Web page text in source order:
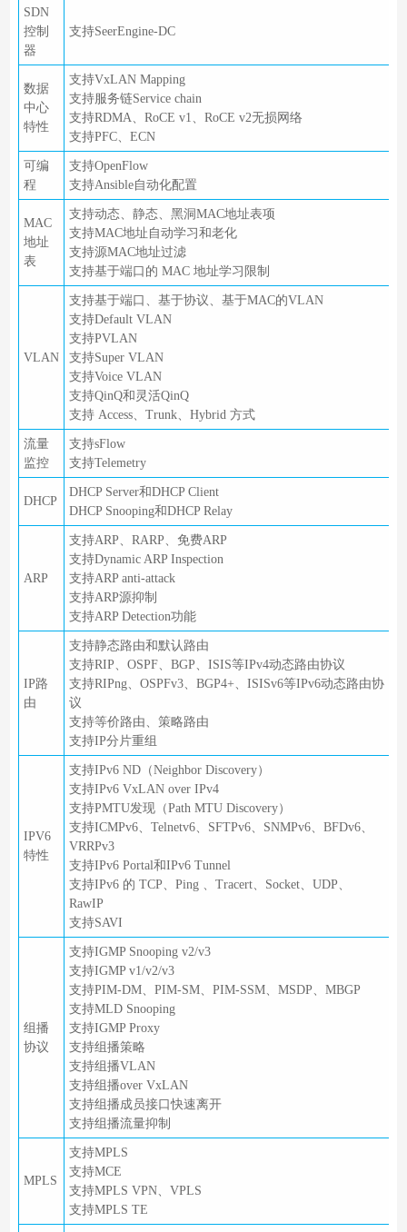
SDN
控制
器
支持SeerEngine-DC
数据
中心
特性
支持VxLAN Mapping
支持服务链Service chain
支持RDMA、RoCE v1、RoCE v2无损网络
支持PFC、ECN
可编
程
支持OpenFlow
支持Ansible自动化配置
MAC
地址
表
支持动态、静态、黑洞MAC地址表项
支持MAC地址自动学习和老化
支持源MAC地址过滤
支持基于端口的 MAC 地址学习限制
VLAN
支持基于端口、基于协议、基于MAC的VLAN
支持Default VLAN
支持PVLAN
支持Super VLAN
支持Voice VLAN
支持QinQ和灵活QinQ
支持 Access、Trunk、Hybrid 方式
流量
监控
支持sFlow
支持Telemetry
DHCP
DHCP Server和DHCP Client
DHCP Snooping和DHCP Relay
ARP
支持ARP、RARP、免费ARP
支持Dynamic ARP Inspection
支持ARP anti-attack
支持ARP源抑制
支持ARP Detection功能
IP路
由
支持静态路由和默认路由
支持RIP、OSPF、BGP、ISIS等IPv4动态路由协议
支持RIPng、OSPFv3、BGP4+、ISISv6等IPv6动态路由协
议
支持等价路由、策略路由
支持IP分片重组
IPV6
特性
支持IPv6 ND（Neighbor Discovery）
支持IPv6 VxLAN over IPv4
支持PMTU发现（Path MTU Discovery）
支持ICMPv6、Telnetv6、SFTPv6、SNMPv6、BFDv6、
VRRPv3
支持IPv6 Portal和IPv6 Tunnel
支持IPv6 的 TCP、Ping 、Tracert、Socket、UDP、
RawIP
支持SAVI
组播
协议
支持IGMP Snooping v2/v3
支持IGMP v1/v2/v3
支持PIM-DM、PIM-SM、PIM-SSM、MSDP、MBGP
支持MLD Snooping
支持IGMP Proxy
支持组播策略
支持组播VLAN
支持组播over VxLAN
支持组播成员接口快速离开
支持组播流量抑制
MPLS
支持MPLS
支持MCE
支持MPLS VPN、VPLS
支持MPLS TE